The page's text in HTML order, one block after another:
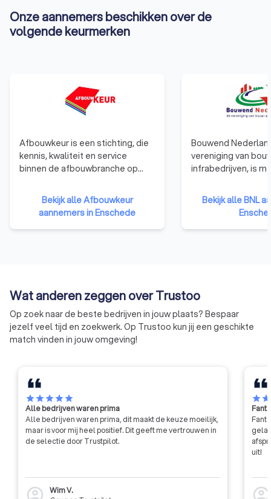
Onze aannemers beschikken over de
volgende keurmerken
Afbouwkeur is een stichting, die
kennis, kwaliteit en service
binnen de afbouwbranche op
behulp van advies en scholing
houden we het niveau van
vakwerk op peil en werken we
mee aan de optimalisering van
gedegen vakmanschap.
Bekijk alle Afbouwkeur
aannemers in Enschede
Bouwend
vereniging van
infrabedrijven, is
bouwbedrijven de
bouw. Bouwend
verenigt, verbindt
vernieuwing van de
leefomgeving.
Bekijk alle BNL
Wat anderen zeggen over Trustoo
Op zoek naar de beste bedrijven in jouw plaats? Bespaar
jezelf veel tijd en zoekwerk. Op Trustoo kun jij een geschikte
match vinden in jouw omgeving!
starstarstarstarstar
Alle bedrijven waren prima
Alle bedrijven waren prima, dit maakt de keuze moeilijk,
maar is voor mij heel positief. Dit geeft me vertrouwen in
de selectie door Trustpilot.
account_circle
Wim V.
starstar
uit!
account_circle